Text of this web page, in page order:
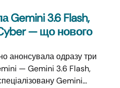
Gemini 3.6 Flash,
— що нового
анонсувала одразу три
— Gemini 3.6 Flash,
Gemini…